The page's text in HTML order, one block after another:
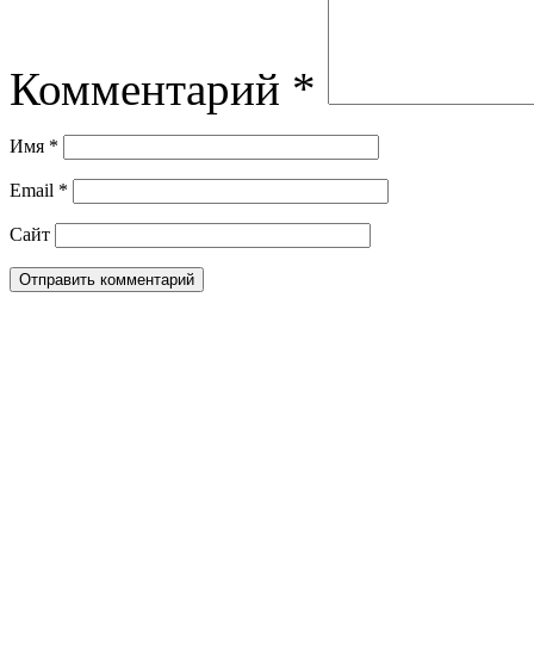
Комментарий *
Имя *
Email *
Сайт